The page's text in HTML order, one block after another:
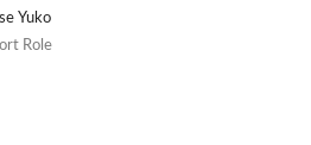
Yuko
Role